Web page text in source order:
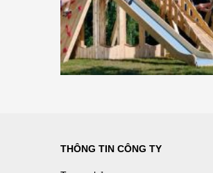
THÔNG TIN CÔNG TY